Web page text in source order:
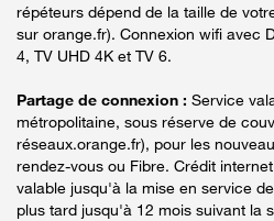
répéteurs dépend de la taille de
sur orange.fr). Connexion wifi avec
4, TV UHD 4K et TV 6.
Partage de connexion : Service
métropolitaine, sous réserve de
réseaux.orange.fr), pour les
rendez-vous ou Fibre. Crédit
valable jusqu'à la mise en service
plus tard jusqu'à 12 mois suivant la